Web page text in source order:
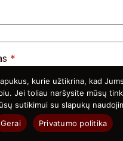
*
kurie užtikrina, kad
Jei toliau naršysite mūsų
sutikimui su slapukų
Gerai
Privatumo politika